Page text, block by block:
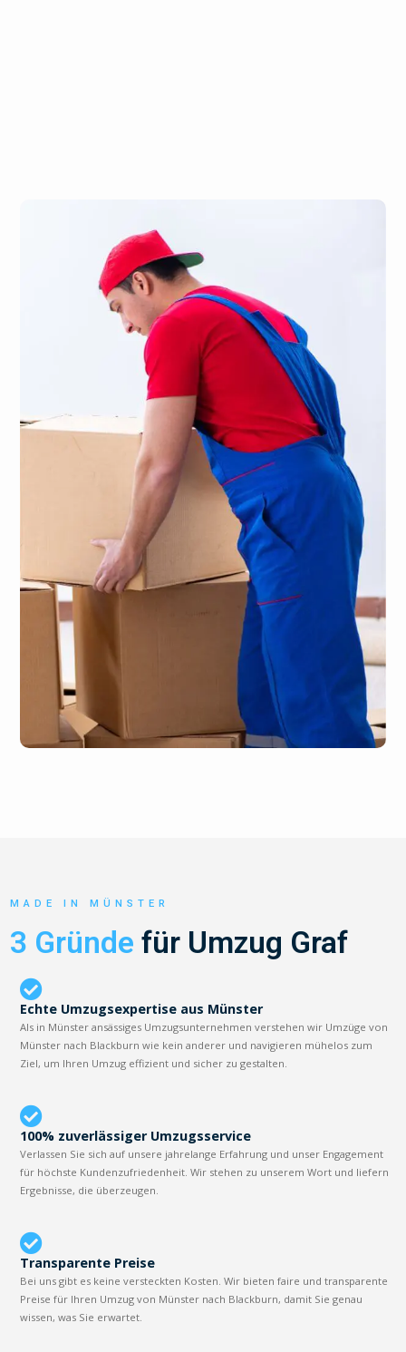
MADE IN MÜNSTER
3 Gründe für Umzug Graf
Echte Umzugsexpertise aus Münster
Als in Münster ansässiges Umzugsunternehmen verstehen wir Umzüge von
Münster nach Blackburn wie kein anderer und navigieren mühelos zum
Ziel, um Ihren Umzug effizient und sicher zu gestalten.
100% zuverlässiger Umzugsservice
Verlassen Sie sich auf unsere jahrelange Erfahrung und unser Engagement
für höchste Kundenzufriedenheit. Wir stehen zu unserem Wort und liefern
Ergebnisse, die überzeugen.
Transparente Preise
Bei uns gibt es keine versteckten Kosten. Wir bieten faire und transparente
Preise für Ihren Umzug von Münster nach Blackburn, damit Sie genau
wissen, was Sie erwartet.